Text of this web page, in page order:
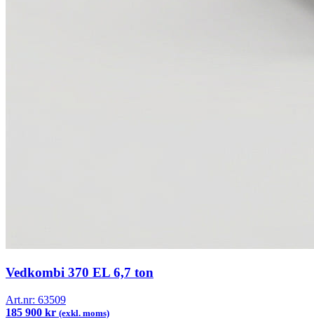
Vedkombi 370 EL 6,7 ton
Art.nr: 63509
185 900 kr (exkl. moms)